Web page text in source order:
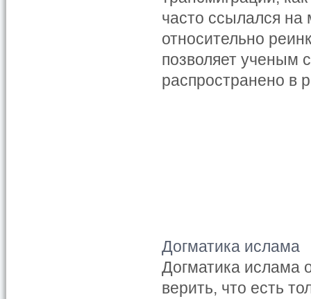
часто ссылался на
относительно
позволяет ученым
распространено в
Догматика ислама
Догматика ислама
верить, что есть